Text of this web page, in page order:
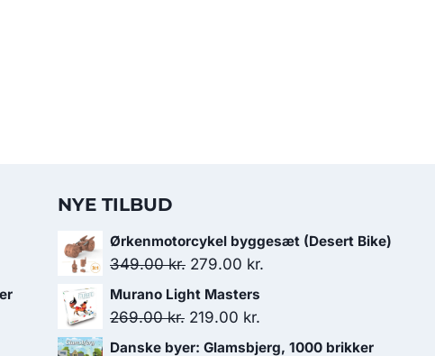
NYE TILBUD
Ørkenmotorcykel byggesæt (Desert Bike)
349.00kr. Den
oprindelige
pris
279.00 kr.
Murano Light Masters
269.00kr. Den
oprindelige
219.00 kr.
aktuelle
Danske byer: Glamsbjerg, 1000 brikker